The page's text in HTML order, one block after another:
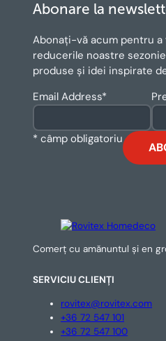
Abonare la
Abonați-vă acum pentru a
reducerile noastre
produse și idei inspirate
Email Address*
* câmp obligatoriu
Comerț cu amănuntul și en
SERVICIU CLIENȚI
rovitex@rovitex.com
+36 72 547 101
+36 72 547 100